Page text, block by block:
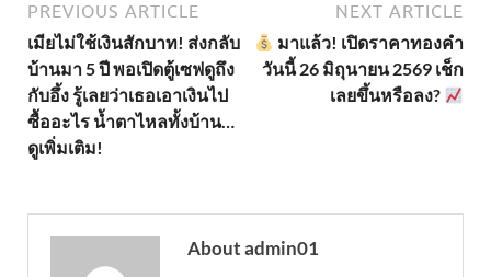
PREVIOUS ARTICLE
เมียไม่ใช้เงินสักบาท! ส่งกลับ
บ้านมา 5 ปี พอเปิดตู้เซฟดูถึง
กับอึ้ง รู้เลยว่าเธอเอาเงินไป
ซื้ออะไร น้ำตาไหลทั้งบ้าน…
ดูเพิ่มเติม!
NEXT ARTICLE
มาแล้ว! เปิดราคาทองคำ
วันนี้ 26 มิถุนายน 2569 เช็ก
เลยขึ้นหรือลง?
About admin01